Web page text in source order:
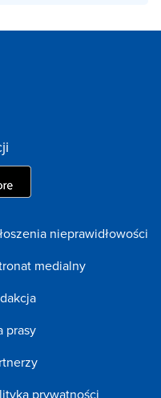
nieprawidłowości
medialny
prasy
prywatności